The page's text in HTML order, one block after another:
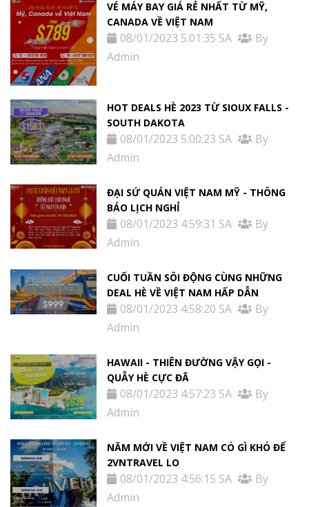
VÉ MÁY BAY GIÁ RẺ NHẤT TỪ MỸ,
CANADA VỀ VIỆT NAM
08/01/2023 5:01:35 SA
By
Admin
HOT DEALS HÈ 2023 TỪ SIOUX FALLS -
SOUTH DAKOTA
08/01/2023 5:00:23 SA
By
Admin
ĐẠI SỨ QUÁN VIỆT NAM MỸ - THÔNG
BÁO LỊCH NGHỈ
08/01/2023 4:59:31 SA
By
Admin
CUỐI TUẦN SÔI ĐỘNG CÙNG NHỮNG
DEAL HÈ VỀ VIỆT NAM HẤP DẪN
08/01/2023 4:58:20 SA
By
Admin
HAWAII - THIÊN ĐƯỜNG VẬY GỌI -
QUẪY HÈ CỰC ĐÃ
08/01/2023 4:57:23 SA
By
Admin
NĂM MỚI VỀ VIỆT NAM CÓ GÌ KHÓ ĐỂ
2VNTRAVEL LO
08/01/2023 4:56:15 SA
By
Admin